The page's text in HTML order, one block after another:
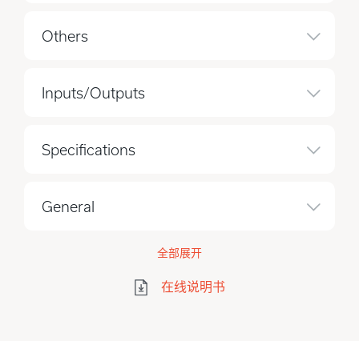
在线说明书
Others
Inputs/Outputs
Specifications
General
全部展开